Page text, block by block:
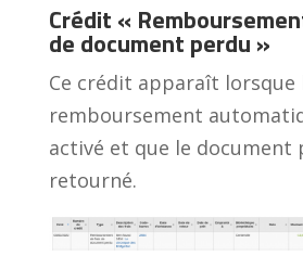
Crédit «
de document perdu »
Ce crédit apparaît lorsque
remboursement
activé et que le document
retourné.